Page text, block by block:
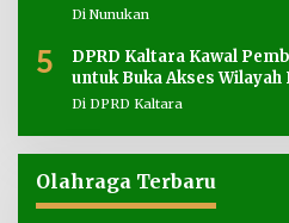
Di Nunukan
5
DPRD Kaltara Kawal
untuk Buka Akses
Di DPRD Kaltara
Olahraga Terbaru